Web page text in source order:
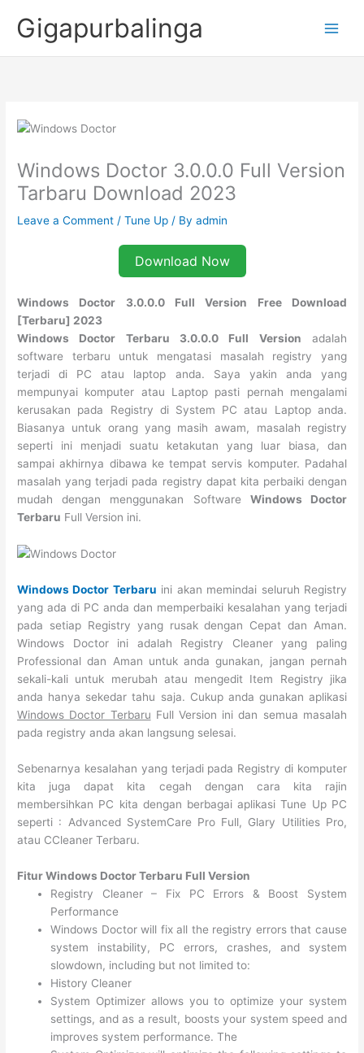
Gigapurbalinga
Windows Doctor 3.0.0.0 Full Version
Tarbaru Download 2023
Leave a Comment /Tune Up / Byadmin
Download Now
Windows Doctor 3.0.0.0 Full Version Free Download
[Terbaru] 2023
Windows Doctor Terbaru 3.0.0.0 Full Version adalah
software terbaru untuk mengatasi masalah registry yang
terjadi di PC atau laptop anda. Saya yakin anda yang
mempunyai komputer atau Laptop pasti pernah mengalami
kerusakan pada Registry di System PC atau Laptop anda.
Biasanya untuk orang yang masih awam, masalah registry
seperti ini menjadi suatu ketakutan yang luar biasa, dan
sampai akhirnya dibawa ke tempat servis komputer. Padahal
masalah yang terjadi pada registry dapat kita perbaiki dengan
mudah dengan menggunakan Software Windows Doctor
Terbaru Full Version ini.
Windows Doctor Terbaru ini akan memindai seluruh Registry
yang ada di PC anda dan memperbaiki kesalahan yang terjadi
pada setiap Registry yang rusak dengan Cepat dan Aman.
Windows Doctor ini adalah Registry Cleaner yang paling
Professional dan Aman untuk anda gunakan, jangan pernah
sekali-kali untuk merubah atau mengedit Item Registry jika
anda hanya sekedar tahu saja. Cukup anda gunakan aplikasi
Windows Doctor Terbaru Full Version ini dan semua masalah
pada registry anda akan langsung selesai.
Sebenarnya kesalahan yang terjadi pada Registry di komputer
kita juga dapat kita cegah dengan cara kita rajin
membersihkan PC kita dengan berbagai aplikasi Tune Up PC
seperti : Advanced SystemCare Pro Full, Glary Utilities Pro,
atau CCleaner Terbaru.
Fitur Windows Doctor Terbaru Full Version
Registry Cleaner – Fix PC Errors & Boost System
Performance
Windows Doctor will fix all the registry errors that cause
system instability, PC errors, crashes, and system
slowdown, including but not limited to:
History Cleaner
System Optimizer allows you to optimize your system
settings, and as a result, boosts your system speed and
improves system performance. The